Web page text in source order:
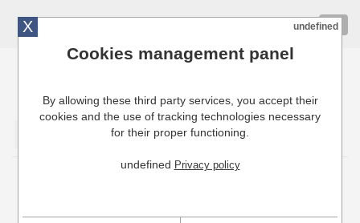
Cuisinresto: Ustensiles de cuisine pour professionnels
X undefined
Cookies management panel
By allowing these third party services, you accept their
cookies and the use of tracking technologies necessary
for their proper functioning.
undefined Privacy policy